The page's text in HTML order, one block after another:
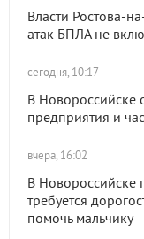
Власти Ростова-
атак БПЛА не
сегодня, 10:17
В Новороссийске
предприятия и
вчера, 16:02
В Новороссийске
требуется
помочь мальчику